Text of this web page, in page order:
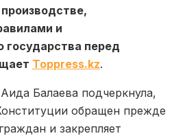
и
государства перед
Toppress.kz.
Балаева подчеркнула,
обращен прежде
и закрепляет